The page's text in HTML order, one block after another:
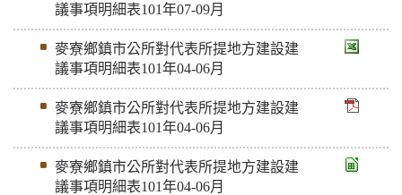
議事項明細表101年07-09月
麥寮鄉鎮市公所對代表所提地方建設建
議事項明細表101年04-06月
麥寮鄉鎮市公所對代表所提地方建設建
議事項明細表101年04-06月
麥寮鄉鎮市公所對代表所提地方建設建
議事項明細表101年04-06月